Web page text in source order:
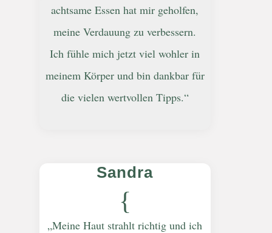
achtsame Essen hat mir geholfen,
meine Verdauung zu verbessern.
Ich fühle mich jetzt viel wohler in
meinem Körper und bin dankbar für
die vielen wertvollen Tipps.“
Sandra
{
„Meine Haut strahlt richtig und ich